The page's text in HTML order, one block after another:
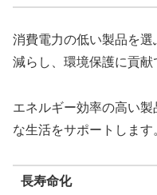
消費電力の低い製品を
減らし、環境保護に貢献
エネルギー効率の高い
な生活をサポートします
長寿命化